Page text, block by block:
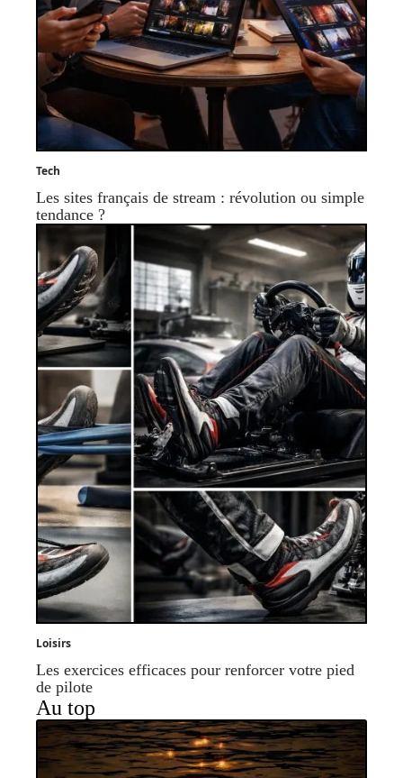
Tech
Les sites français de stream : révolution ou simple
tendance ?
Loisirs
Les exercices efficaces pour renforcer votre pied
de pilote
Au top